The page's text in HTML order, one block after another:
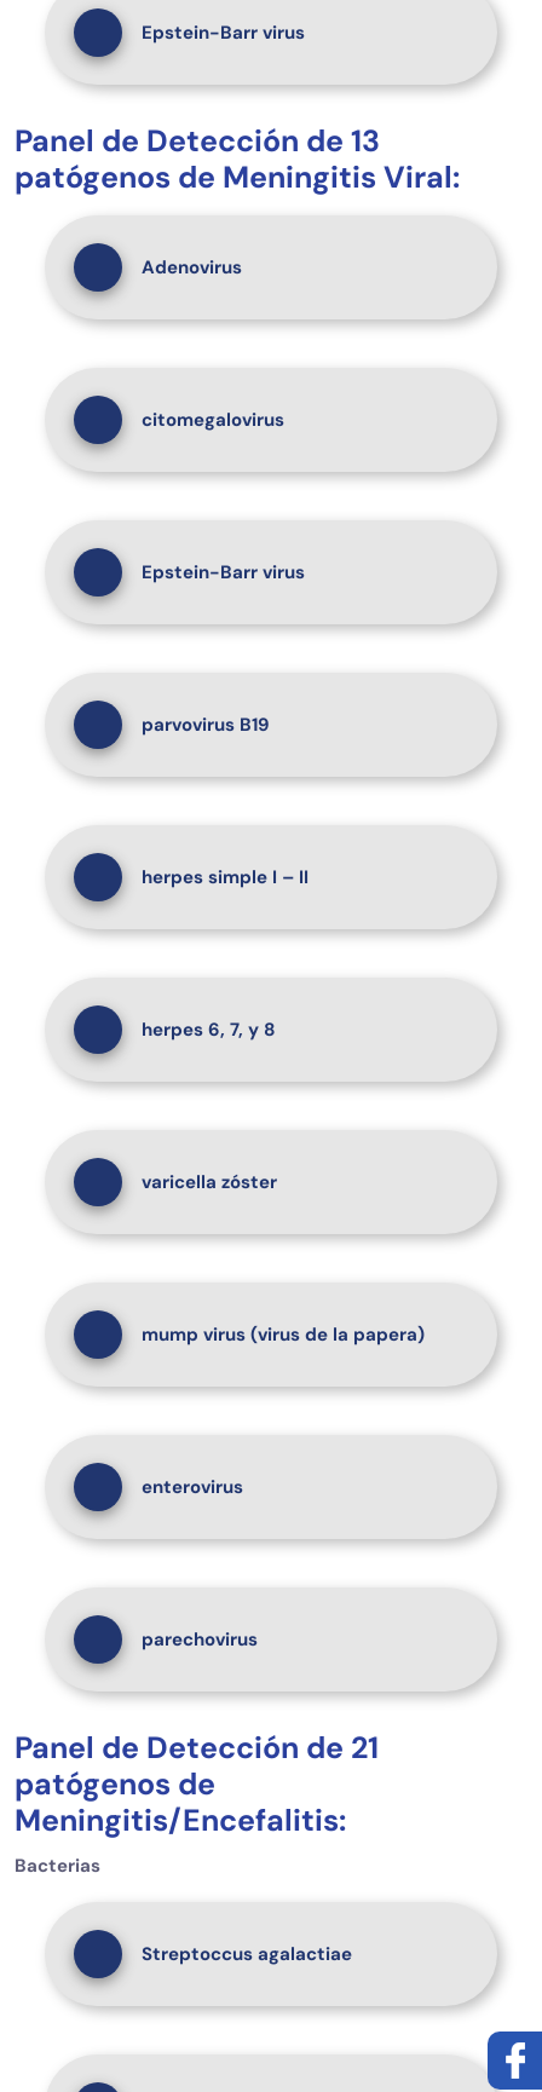
Epstein-Barr virus
Panel de Detección de 13
patógenos de Meningitis Viral:
Adenovirus
citomegalovirus
Epstein-Barr virus
parvovirus B19
herpes simple I – II
herpes 6, 7, y 8
varicella zóster
mump virus (virus de la papera)
enterovirus
parechovirus
Panel de Detección de 21
patógenos de
Meningitis/Encefalitis:
Bacterias
Streptoccus agalactiae